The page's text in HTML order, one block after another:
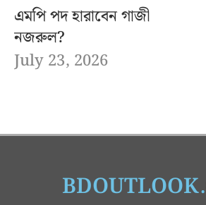
এমপি পদ হারাবেন গাজী
নজরুল?
July 23, 2026